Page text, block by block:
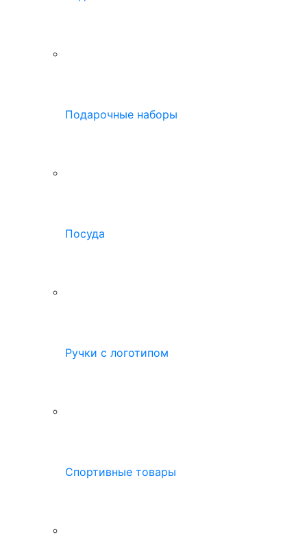
Подарочные наборы
Посуда
Ручки с логотипом
Спортивные товары